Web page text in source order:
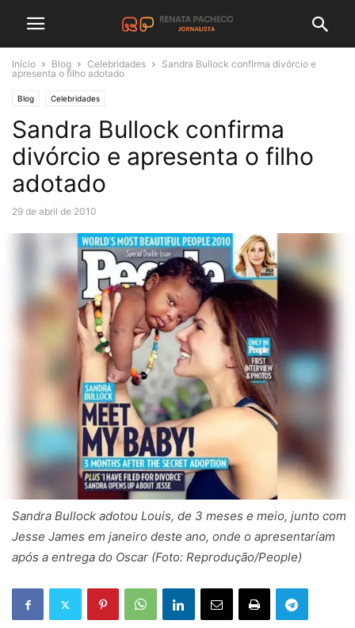
Início Blog Celebridades
Sandra Bullock confirma divórcio e
apresenta o filho adotado
Blog Celebridades
Sandra Bullock confirma
divórcio e apresenta o filho
adotado
29 de abril de 2010
Sandra Bullock adotou Louis, de 3 meses e meio, junto com
Jesse James em janeiro deste ano, onde o apresentaríam
após a entrega do Oscar (Foto: Reprodução/People)